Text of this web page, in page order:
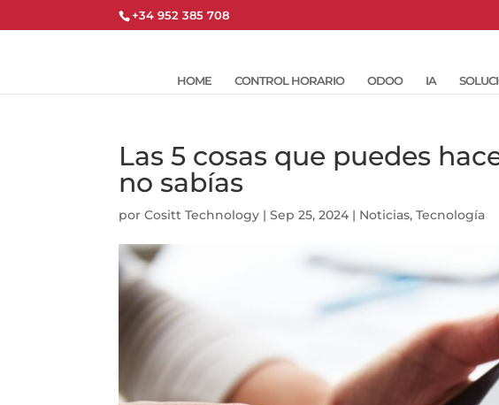
+34 952 385 708
HOME CONTROL HORARIO ODOO IA
Las 5 cosas que puedes
no sabías
porCositt Technology |Sep 25, 2024 | Noticias,Tecnología